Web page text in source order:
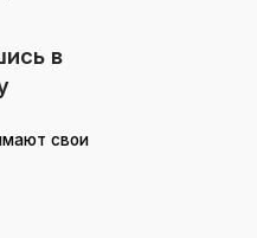
в
свои